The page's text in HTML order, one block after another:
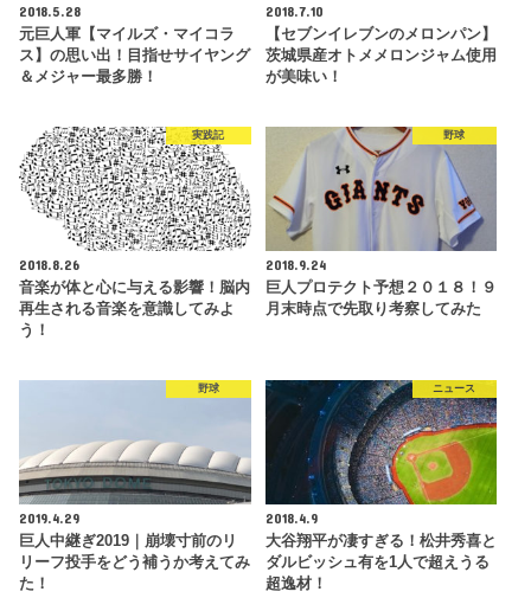
2018.5.28
元巨人軍【マイルズ・マイコラ
ス】の思い出！目指せサイヤング
＆メジャー最多勝！
2018.7.10
【セブンイレブンのメロンパン】
茨城県産オトメメロンジャム使用
が美味い！
実践記
2018.8.26
音楽が体と心に与える影響！脳内
再生される音楽を意識してみよ
う！
野球
2018.9.24
巨人プロテクト予想２０１８！９
月末時点で先取り考察してみた
野球
2019.4.29
巨人中継ぎ2019｜崩壊寸前のリ
リーフ投手をどう補うか考えてみ
た！
ニュース
2018.4.9
大谷翔平が凄すぎる！松井秀喜と
ダルビッシュ有を1人で超えうる
超逸材！